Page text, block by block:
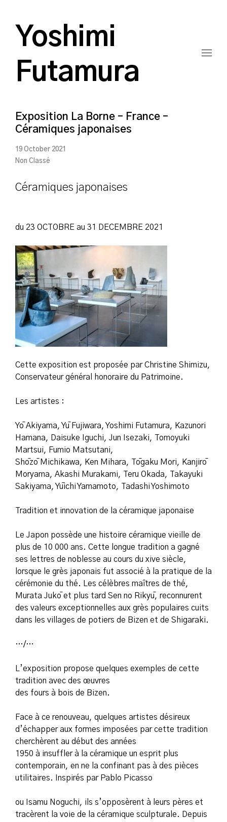
Yoshimi
Futamura
Exposition La Borne – France –
Céramiques japonaises
19 October 2021
Non Classé
Céramiques japonaises
du 23 OCTOBRE au 31 DECEMBRE 2021
Cette exposition est proposée par Christine Shimizu,
Conservateur général honoraire du Patrimoine.
Les artistes :
Yō Akiyama, Yū Fujiwara, Yoshimi Futamura, Kazunori
Hamana, Daisuke Iguchi, Jun Isezaki, Tomoyuki
Martsui, Fumio Matsutani,
Shōzō Michikawa, Ken Mihara, Tōgaku Mori, Kanjirō
Moryama, Akashi Murakami, Teru Okada, Takayuki
Sakiyama, Yūichi Yamamoto, Tadashi Yoshimoto
Tradition et innovation de la céramique japonaise
Le Japon possède une histoire céramique vieille de
plus de 10 000 ans. Cette longue tradition a gagné
ses lettres de noblesse au cours du xive siècle,
lorsque le grès japonais fut associé à la pratique de la
cérémonie du thé. Les célèbres maîtres de thé,
Murata Jukō et plus tard Sen no Rikyū, reconnurent
des valeurs exceptionnelles aux grès populaires cuits
dans les villages de potiers de Bizen et de Shigaraki.
…/…
L’exposition propose quelques exemples de cette
tradition avec des œuvres
des fours à bois de Bizen.
Face à ce renouveau, quelques artistes désireux
d’échapper aux formes imposées par cette tradition
cherchèrent au début des années
1950 à insuffler à la céramique un esprit plus
contemporain, en ne la confinant pas à des pièces
utilitaires. Inspirés par Pablo Picasso
ou Isamu Noguchi, ils s’opposèrent à leurs pères et
tracèrent la voie de la céramique sculpturale. Depuis